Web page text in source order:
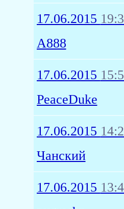
17.06.2015
A888
17.06.2015
PeaceDuke
17.06.2015
Чанский
17.06.2015